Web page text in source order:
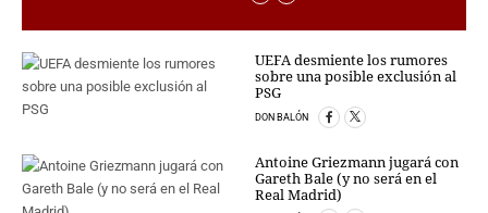
CRIMEN Y CASTIGO
MOTOR
EXPERTOS
GASTRONOMÍA
UEFA desmiente los rumores
sobre una posible exclusión al
PSG
DON BALÓN
Antoine Griezmann jugará con
Gareth Bale (y no será en el
Real Madrid)